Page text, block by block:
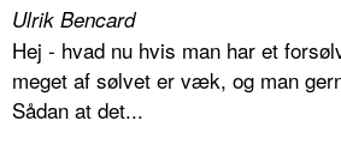
Ulrik Bencard
Hej - hvad nu hvis man har et
meget af sølvet er væk, og man
Sådan at det...